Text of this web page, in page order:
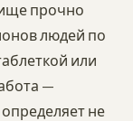
прочно
людей по
или
—
не